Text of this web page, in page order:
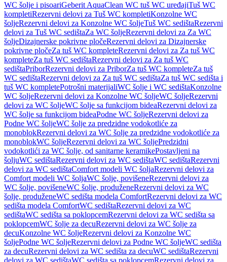
WC šolje i pisoariGeberit AquaClean WC tuš WC uređajiTuš WC
kompletiRezervni delovi za Tuš WC kompletiKonzolne WC
šoljeRezervni delovi za Konzolne WC šoljeTuš WC sedištaRezervni
delovi za Tuš WC sedištaZa WC šoljeRezervni delovi za Za WC
šoljeDizajnerske pokrivne pločeRezervni delovi za Dizajnerske
pokrivne pločeZa tuš WC kompleteRezervni delovi za Za tuš WC
kompleteZa tuš WC sedištaRezervni delovi za Za tuš WC
sedištaPriborRezervni delovi za PriborZa tuš WC kompleteZa tuš
WC sedištaRezervni delovi za Za tuš WC sedištaZa tuš WC sedišta i
tuš WC kompletePotrošni materijaliWC šolje i WC sedištaKonzolne
WC šoljeRezervni delovi za Konzolne WC šoljeWC šoljeRezervni
delovi za WC šoljeWC šolje sa funkcijom bideaRezervni delovi za
WC šolje sa funkcijom bideaPodne WC šoljeRezervni delovi za
Podne WC šoljeWC šolje za predzidne vodokotliće za
monoblokRezervni delovi za WC šolje za predzidne vodokotliće za
monoblokWC šoljeRezervni delovi za WC šoljePredzidni
vodokotlići za WC šolje, od sanitarne keramikePostavljeni na
šoljuWC sedištaRezervni delovi za WC sedištaWC sedištaRezervni
delovi za WC sedištaComfort modeli WC šoljaRezervni delovi za
Comfort modeli WC šoljaWC šolje, povišeneRezervni delovi za
WC šolje, povišeneWC šolje, produženeRezervni delovi za WC
šolje, produženeWC sedišta modela ComfortRezervni delovi za WC
sedišta modela ComfortWC sedištaRezervni delovi za WC
sedištaWC sedišta sa poklopcemRezervni delovi za WC sedišta sa
poklopcemWC šolje za decuRezervni delovi za WC šolje za
decuKonzolne WC šoljeRezervni delovi za Konzolne WC
šoljePodne WC šoljeRezervni delovi za Podne WC šoljeWC sedišta
za decuRezervni delovi za WC sedišta za decuWC sedištaRezervni
delovi za WC sedištaWC sedišta sa poklopcemRezervni delovi za